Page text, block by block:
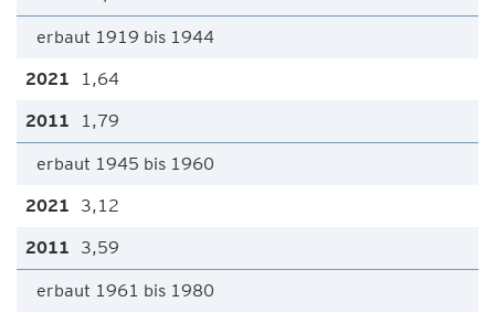
erbaut 1919 bis 1944
1,64
1,79
erbaut 1945 bis 1960
3,12
3,59
erbaut 1961 bis 1980